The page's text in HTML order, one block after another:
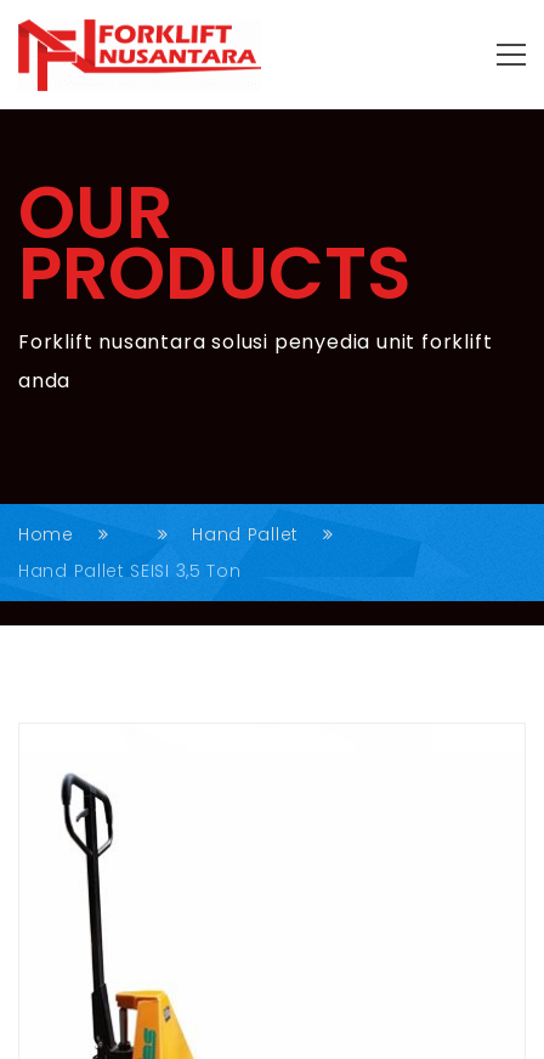
OUR
PRODUCTS
Forklift nusantara solusi penyedia unit forklift
anda
Home
Hand Pallet
Hand Pallet SEISI 3,5 Ton